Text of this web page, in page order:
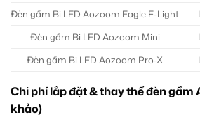
Đèn gầm Bi LED Aozoom Eagle F-Light
Đèn gầm Bi LED Aozoom Mini
Đèn gầm Bi LED Aozoom Pro-X
Chi phí lắp đặt & thay thế đèn gầm
khảo)